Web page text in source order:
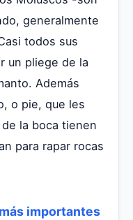
generalmente
todos sus
un pliege de la
Además
o pie, que les
la boca tienen
para rapar rocas
importantes